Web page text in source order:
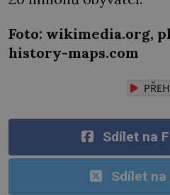
Foto: wikimedia.org,
history-maps.com
Sdílet na
Sdílet